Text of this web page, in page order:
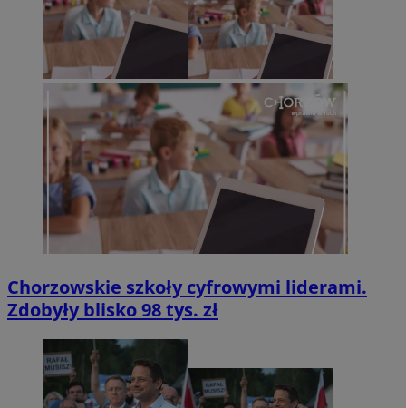
Chorzowskie szkoły cyfrowymi liderami.
Zdobyły blisko 98 tys. zł